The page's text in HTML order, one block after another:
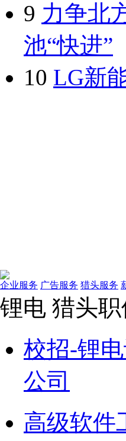
9 力争北
池“快进”
10 LG新
企业服务 广告服务 猎头服务
锂电 猎头职
校招-锂
公司
高级软件